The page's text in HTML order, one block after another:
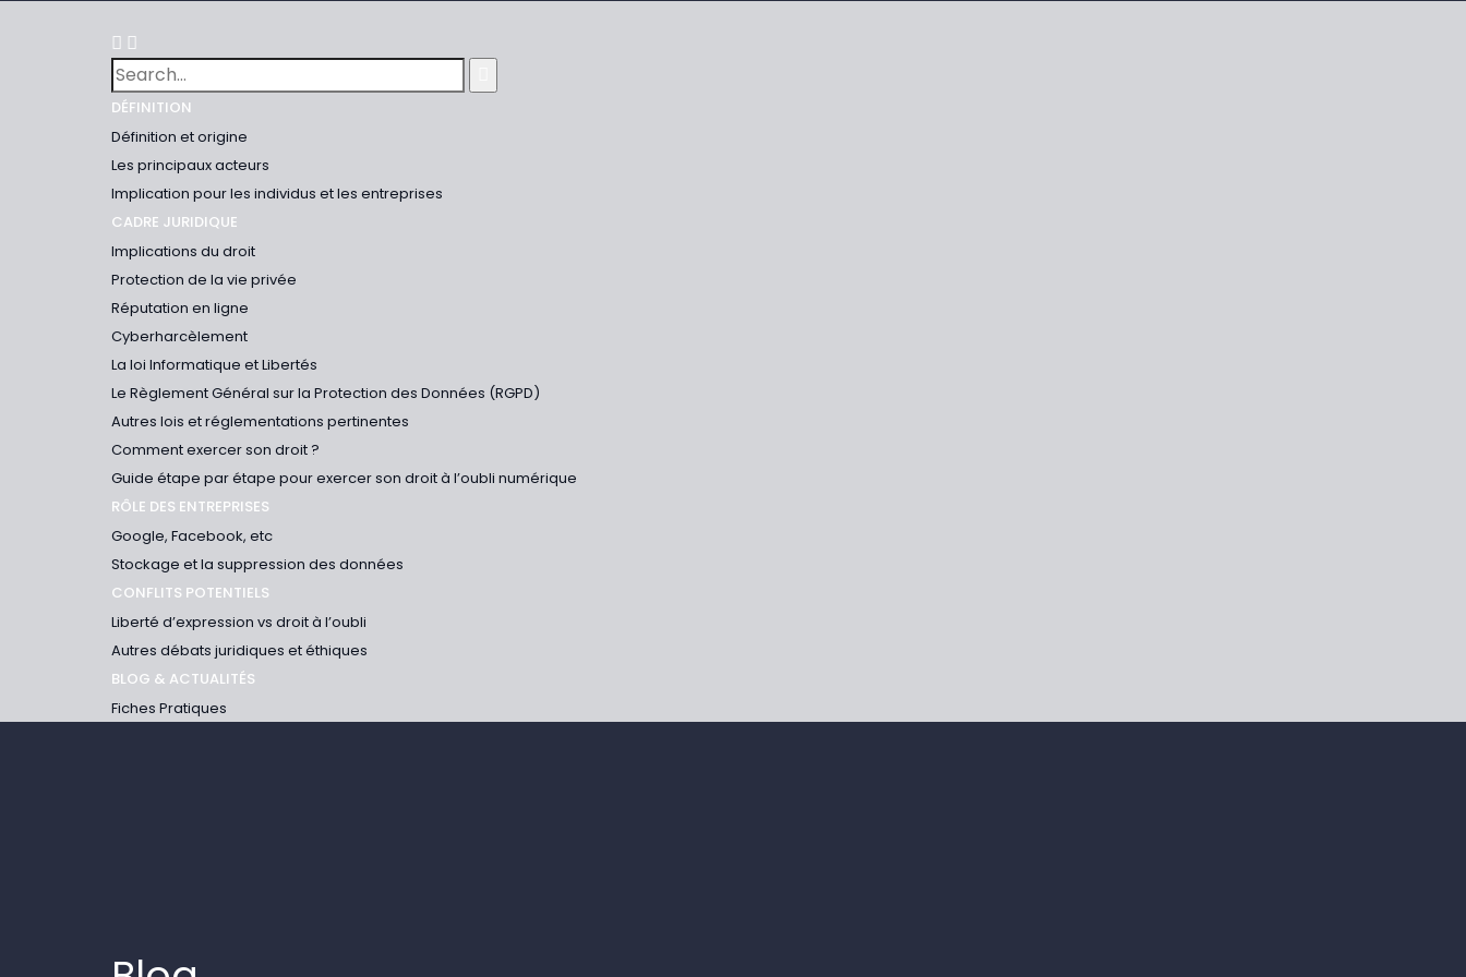
DÉFINITION
Définition et origine
Les principaux acteurs
Implication pour les individus et les entreprises
CADRE JURIDIQUE
Implications du droit
Protection de la vie privée
Réputation en ligne
Cyberharcèlement
La loi Informatique et Libertés
Le Règlement Général sur la Protection des Données (RGPD)
Autres lois et réglementations pertinentes
Comment exercer son droit ?
Guide étape par étape pour exercer son droit à l’oubli numérique
RÔLE DES ENTREPRISES
Google, Facebook, etc
Stockage et la suppression des données
CONFLITS POTENTIELS
Liberté d’expression vs droit à l’oubli
Autres débats juridiques et éthiques
BLOG & ACTUALITÉS
Fiches Pratiques